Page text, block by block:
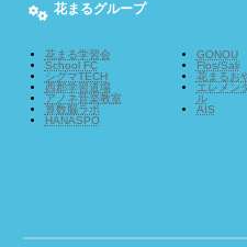
花まるグループ
花まる学習会
School FC
シグマTECH
西郡学習道場
アノネ音楽教室
算数脳ラボ
HANASPO
GONOU
Flos/Sali
花まるお
エレメン
ル
AIS